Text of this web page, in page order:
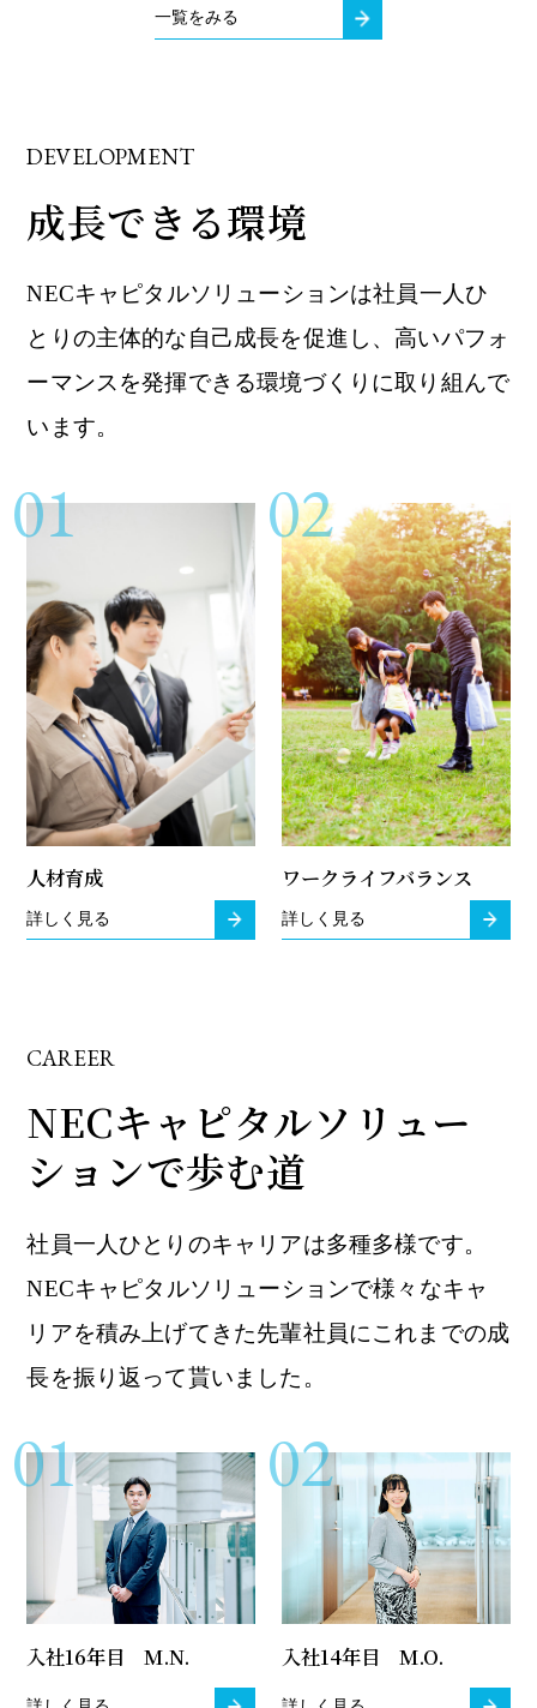
一覧をみる
DEVELOPMENT
成長できる環境
NECキャピタルソリューションは社員一人ひ
とりの主体的な自己成長を促進し、高いパフォ
ーマンスを発揮できる環境づくりに取り組んで
います。
01
人材育成
詳しく見る
02
ワークライフバランス
詳しく見る
CAREER
NECキャピタルソリュー
ションで歩む道
社員一人ひとりのキャリアは多種多様です。
NECキャピタルソリューションで様々なキャ
リアを積み上げてきた先輩社員にこれまでの成
長を振り返って貰いました。
01
入社16年目 M.N.
02
入社14年目 M.O.